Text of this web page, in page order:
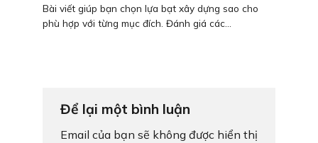
Bài viết giúp bạn chọn lựa bạt xây dựng sao cho
phù hợp với từng mục đích. Đánh giá các...
Để lại một bình luận
Email của bạn sẽ không được hiển thị